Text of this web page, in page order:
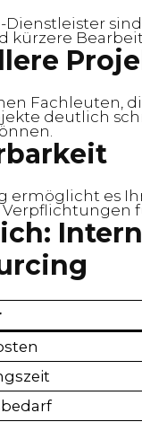
Dienstleister
kürzere
Fachleuten,
deutlich
ermöglicht es
Verpflichtungen